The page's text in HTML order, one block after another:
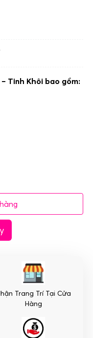
Tinh Khôi bao gồm:
Trang Trí Tại Cửa
Hàng